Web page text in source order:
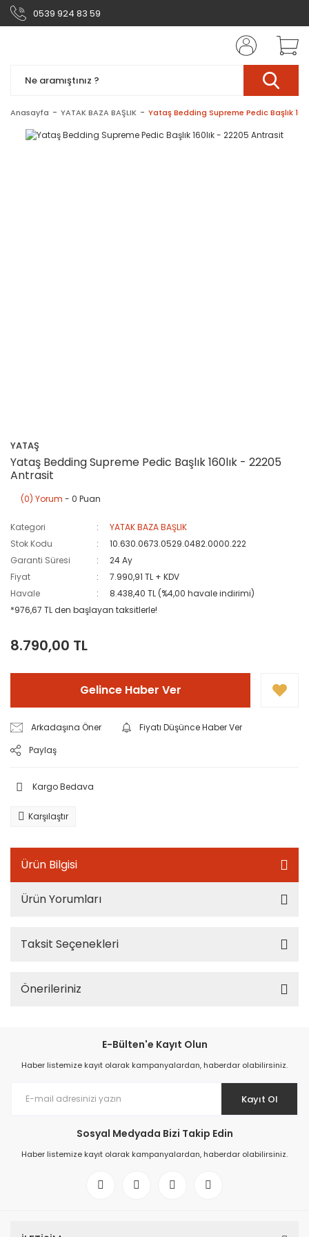
0539 924 83 59
Anasayfa YATAK BAZA BAŞLIK Yataş Bedding Supreme Pedic Başlık
YATAŞ
Yataş Bedding Supreme Pedic Başlık 160lık - 22205
Antrasit
(0) Yorum - 0 Puan
Kategori
YATAK BAZA BAŞLIK
Stok Kodu
10.630.0673.0529.0482.0000.222
Garanti Süresi
24 Ay
Fiyat
7.990,91 TL + KDV
Havale
8.438,40 TL (%4,00 havale indirimi)
*976,67 TL den başlayan taksitlerle!
8.790,00 TL
Gelince Haber Ver
Arkadaşına Öner
Fiyatı Düşünce Haber Ver
Paylaş
Kargo Bedava
Karşılaştır
Ürün Bilgisi
Ürün Yorumları
Taksit Seçenekleri
Önerileriniz
E-Bülten'e Kayıt Olun
Haber listemize kayıt olarak kampanyalardan, haberdar olabilirsiniz.
Kayıt Ol
Sosyal Medyada Bizi Takip Edin
Haber listemize kayıt olarak kampanyalardan, haberdar olabilirsiniz.